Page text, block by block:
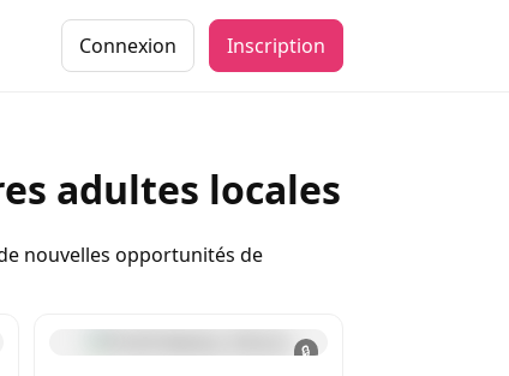
Connexion Inscription
adultes locales
nouvelles opportunités de
🔒